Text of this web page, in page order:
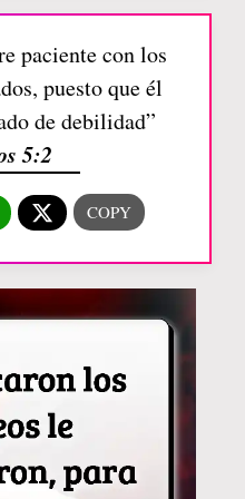
paciente con los
puesto que él
de debilidad”
5:2